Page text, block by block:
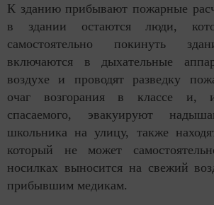
К зданию прибывают пожарные
в здании остаются люди,
самостоятельно покинуть
включаются в дыхательные
воздухе и проводят разведку
очаг возгорания в классе и,
спасаемого, эвакуируют
школьника на улицу, также
который не может
носилках выносится на свежий
прибывшим медикам.